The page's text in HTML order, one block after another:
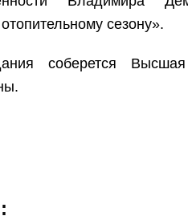
сезону».
соберется Высшая